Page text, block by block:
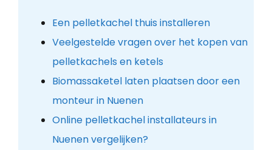
Een pelletkachel thuis installeren
Veelgestelde vragen over het kopen van
pelletkachels en ketels
Biomassaketel laten plaatsen door een
monteur in Nuenen
Online pelletkachel installateurs in
Nuenen vergelijken?